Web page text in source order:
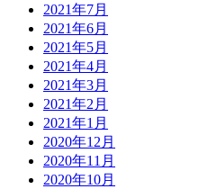
2021年7月
2021年6月
2021年5月
2021年4月
2021年3月
2021年2月
2021年1月
2020年12月
2020年11月
2020年10月